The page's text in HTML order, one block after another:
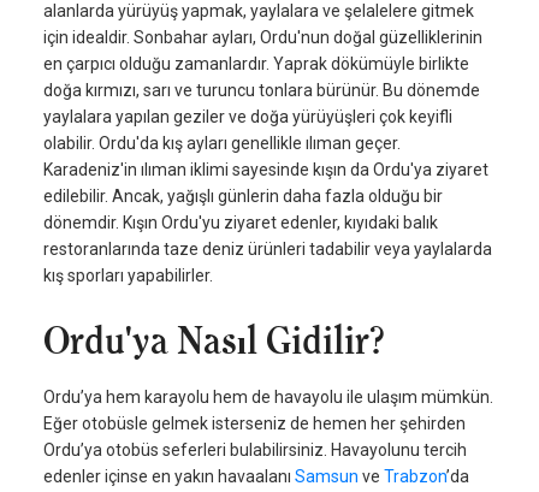
alanlarda yürüyüş yapmak, yaylalara ve şelalelere gitmek
için idealdir. Sonbahar ayları, Ordu'nun doğal güzelliklerinin
en çarpıcı olduğu zamanlardır. Yaprak dökümüyle birlikte
doğa kırmızı, sarı ve turuncu tonlara bürünür. Bu dönemde
yaylalara yapılan geziler ve doğa yürüyüşleri çok keyifli
olabilir. Ordu'da kış ayları genellikle ılıman geçer.
Karadeniz'in ılıman iklimi sayesinde kışın da Ordu'ya ziyaret
edilebilir. Ancak, yağışlı günlerin daha fazla olduğu bir
dönemdir. Kışın Ordu'yu ziyaret edenler, kıyıdaki balık
restoranlarında taze deniz ürünleri tadabilir veya yaylalarda
kış sporları yapabilirler.
Ordu'ya Nasıl Gidilir?
Ordu’ya hem karayolu hem de havayolu ile ulaşım mümkün.
Eğer otobüsle gelmek isterseniz de hemen her şehirden
Ordu’ya otobüs seferleri bulabilirsiniz. Havayolunu tercih
edenler içinse en yakın havaalanı Samsun ve Trabzon’da